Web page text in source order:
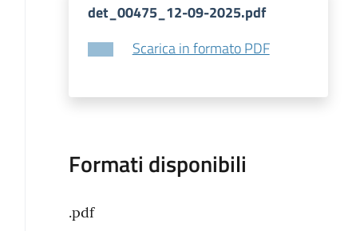
det_00475_12-09-2025.pdf
Scarica in formato PDF
Formati disponibili
.pdf